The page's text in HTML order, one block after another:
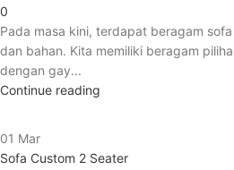
0
Pada masa kini, terdapat beragam
dan bahan. Kita memiliki beragam
dengan gay...
Continue reading
01 Mar
Sofa Custom 2 Seater